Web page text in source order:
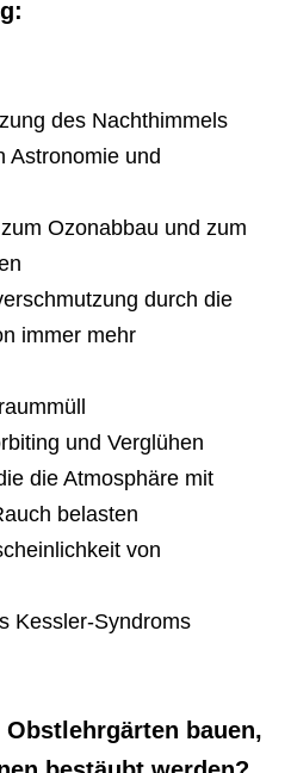
des Nachthimmels
Astronomie und
Ozonabbau und zum
durch die
immer mehr
und Verglühen
die Atmosphäre mit
belasten
von
Kessler-Syndroms
bauen,